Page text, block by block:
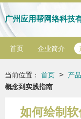
广州应用帮网络科技
首页 企业简介
当前位置： 首页 > 产
概念到实践指南
如何绘制